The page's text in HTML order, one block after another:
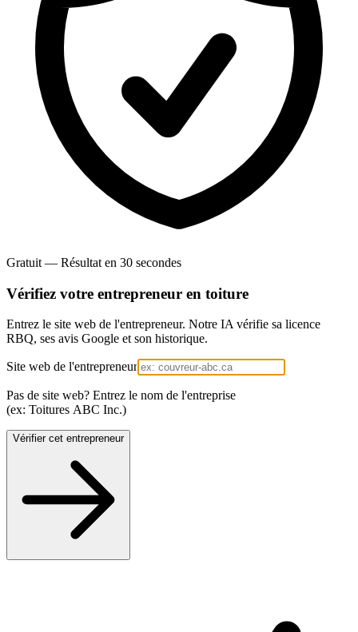
Gratuit — Résultat en 30 secondes
Vérifiez votre entrepreneur en toiture
Entrez le site web de l'entrepreneur. Notre IA vérifie sa licence
RBQ, ses avis Google et son historique.
Site web de l'entrepreneur
Pas de site web? Entrez le nom de l'entreprise
(ex: Toitures ABC Inc.)
Vérifier cet entrepreneur